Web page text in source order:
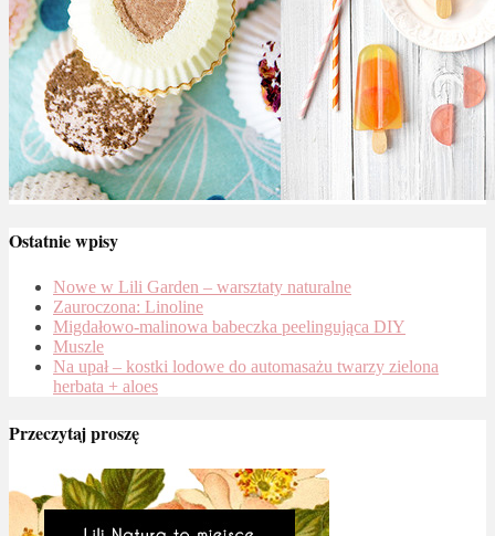
Ostatnie wpisy
Nowe w Lili Garden – warsztaty naturalne
Zauroczona: Linoline
Migdałowo-malinowa babeczka peelingująca DIY
Muszle
Na upał – kostki lodowe do automasażu twarzy zielona
herbata + aloes
Przeczytaj proszę